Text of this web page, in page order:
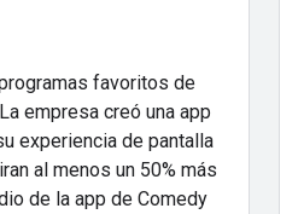
favoritos de
empresa creó una app
experiencia de pantalla
al menos un 50% más
de la app de Comedy